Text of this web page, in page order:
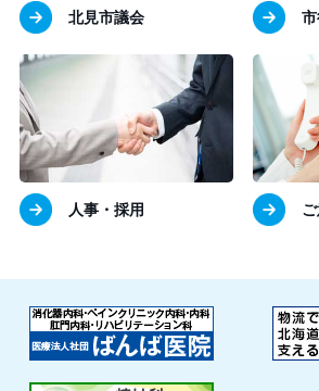
北見市議会
人事・採用